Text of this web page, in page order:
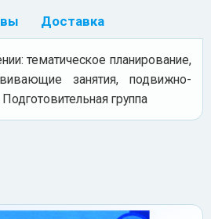
Доставка
тематическое планирование,
занятия, подвижно-
группа